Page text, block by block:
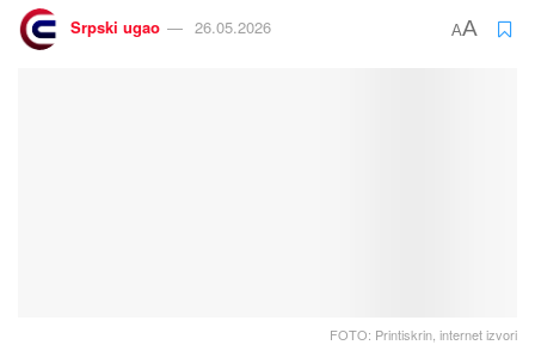
Srpski ugao 26.05.2026 AA
FOTO: Printiskrin, internet izvori